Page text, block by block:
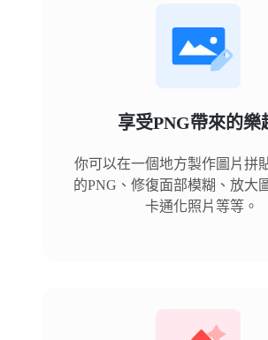
享受PNG帶來的樂
你可以在一個地方製作圖片拼
的PNG、修復面部模糊、放大
卡通化照片等等。